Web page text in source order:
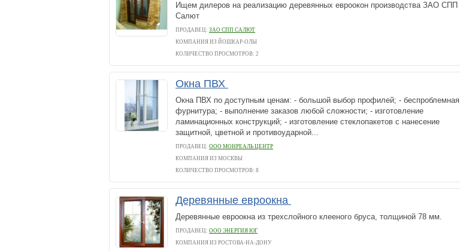
Ищем дилеров на реализацию деревянных евроокон производства ЗАО СПП
Салют
ПРОДАВЕЦ: ЗАО СПП САЛЮТ
КОМПАНИЯ ИЗ ЙОШКАР-ОЛЫ
КОЛИЧЕСТВО ПРОСМОТРОВ: 2
Окна ПВХ
Окна ПВХ по доступным ценам: - большой выбор профилей; - беcпроблемная
фурнитура; - выполнение заказов любой сложности; - изготовление
ламинационных конструкций; - изготовление стеклопакетов с нанесение
защитной, цветной и противоударной...
ПРОДАВЕЦ: ООО МОНРЕАЛЬ ЦЕНТР
КОМПАНИЯ ИЗ МОСКВЫ
КОЛИЧЕСТВО ПРОСМОТРОВ: 8
Деревянные евроокна
Деревянные евроокна из трехслойного клееного бруса, толщиной 78 мм.
ПРОДАВЕЦ: ООО ЭНЕРГИЯ ЮГ
КОМПАНИЯ ИЗ РОСТОВА-НА-ДОНУ